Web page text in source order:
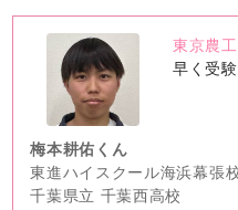
no
image
東京農
早く受
梅本耕佑くん
東進ハイスクール海浜幕張
千葉県立 千葉西高校